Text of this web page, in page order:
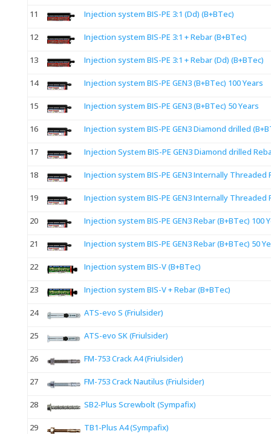
11 Injection system BIS-PE 3:1 (Dd) (B+BTec)
12 Injection system BIS-PE 3:1 + Rebar (B+BTec)
13 Injection system BIS-PE 3:1 + Rebar (Dd) (B+BTec)
14 Injection system BIS-PE GEN3 (B+BTec) 100 Years
15 Injection system BIS-PE GEN3 (B+BTec) 50 Years
16 Injection system BIS-PE GEN3 Diamond drilled
17 Injection System BIS-PE GEN3 Diamond drilled
18 Injection system BIS-PE GEN3 Internally Threaded
19 Injection system BIS-PE GEN3 Internally Threaded
20 Injection system BIS-PE GEN3 Rebar (B+BTec) 100
21 Injection system BIS-PE GEN3 Rebar (B+BTec) 50
22 Injection system BIS-V (B+BTec)
23 Injection system BIS-V + Rebar (B+BTec)
24 ATS-evo S (Friulsider)
25 ATS-evo SK (Friulsider)
26 FM-753 Crack A4 (Friulsider)
27 FM-753 Crack Nautilus (Friulsider)
28 SB2-Plus Screwbolt (Sympafix)
29 TB1-Plus A4 (Sympafix)